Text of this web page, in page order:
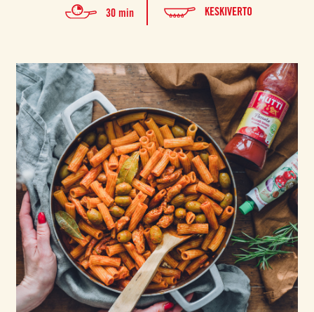
30 min KESKIVERTO